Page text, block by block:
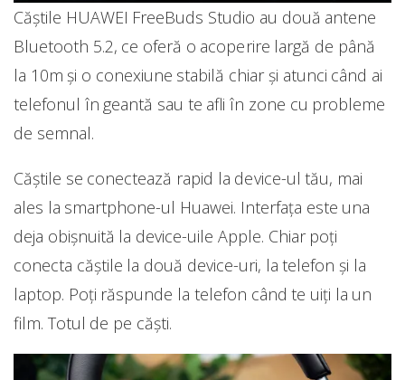
Căștile HUAWEI FreeBuds Studio au două antene
Bluetooth 5.2, ce oferă o acoperire largă de până
la 10m și o conexiune stabilă chiar și atunci când ai
telefonul în geantă sau te afli în zone cu probleme
de semnal.
Căștile se conectează rapid la device-ul tău, mai
ales la smartphone-ul Huawei. Interfața este una
deja obișnuită la device-uile Apple. Chiar poți
conecta căștile la două device-uri, la telefon și la
laptop. Poți răspunde la telefon când te uiți la un
film. Totul de pe căști.